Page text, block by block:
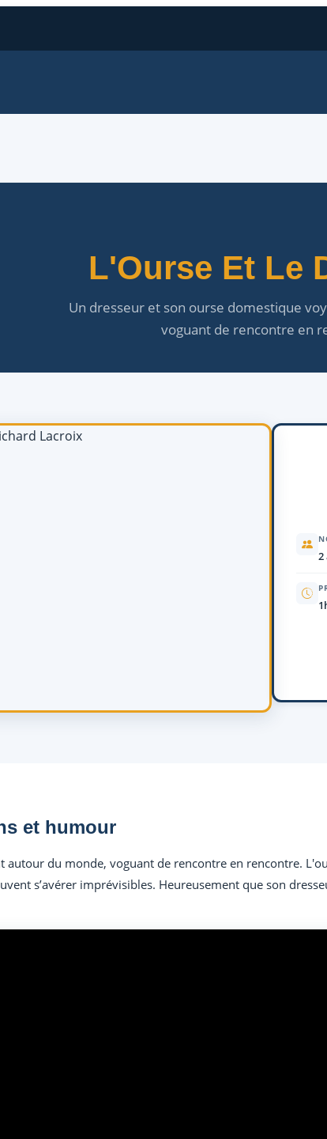
L'Ourse Et Le
Un dresseur et son ourse domestique
voguant de rencontre en
2
et humour
du monde, voguant de rencontre en rencontre.
s’avérer imprévisibles. Heureusement que son